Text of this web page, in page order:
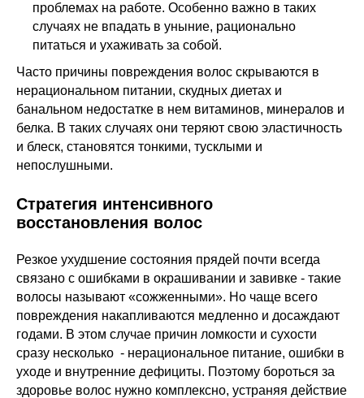
проблемах на работе. Особенно важно в таких
случаях не впадать в уныние, рационально
питаться и ухаживать за собой.
Часто причины повреждения волос скрываются в
нерациональном питании, скудных диетах и
банальном недостатке в нем витаминов, минералов и
белка. В таких случаях они теряют свою эластичность
и блеск, становятся тонкими, тусклыми и
непослушными.
Стратегия интенсивного
восстановления волос
Резкое ухудшение состояния прядей почти всегда
связано с ошибками в окрашивании и завивке - такие
волосы называют «сожженными». Но чаще всего
повреждения накапливаются медленно и досаждают
годами. В этом случае причин ломкости и сухости
сразу несколько - нерациональное питание, ошибки в
уходе и внутренние дефициты. Поэтому бороться за
здоровье волос нужно комплексно, устраняя действие